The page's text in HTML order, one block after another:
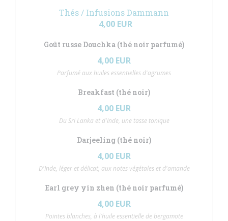
Thés / Infusions Dammann
4,00 EUR
Goût russe Douchka (thé noir parfumé)
4,00 EUR
Parfumé aux huiles essentielles d'agrumes
Breakfast (thé noir)
4,00 EUR
Du Sri Lanka et d'Inde, une tasse tonique
Darjeeling (thé noir)
4,00 EUR
D'Inde, léger et délicat, aux notes végétales et d'amande
Earl grey yin zhen (thé noir parfumé)
4,00 EUR
Pointes blanches, à l'huile essentielle de bergamote